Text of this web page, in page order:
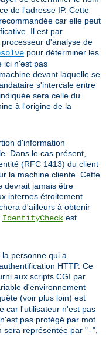
de l'adresse IP. Cette
car elle peut
Il est par
d'analyse de
pour déterminer les
ici n'est pas
devant laquelle se
s'intercale entre
sera celle du
à l'origine de la
d'information
Dans le cas présent,
(RFC 1413) du client
la machine cliente. Cette
devrait jamais être
internes étroitement
d'ailleurs à obtenir
IdentityCheck est
personne qui a
HTTP. Ce
aux scripts CGI par
d'environnement
(voir plus loin) est
car l'utilisateur n'est pas
pas protégé par mot
sera représentée par "-",